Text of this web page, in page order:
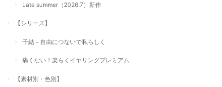
Late summer（2026.7）新作
【シリーズ】
千結－自由につないで私らしく
痛くない！楽らくイヤリングプレミアム
【素材別・色別】